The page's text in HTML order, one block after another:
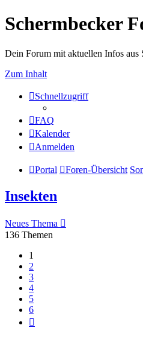
Schermbecker
Dein Forum mit aktuellen Infos aus
Zum Inhalt
Schnellzugriff
FAQ
Kalender
Anmelden
Portal Foren-Übersicht
Insekten
Neues Thema
136 Themen
1
2
3
4
5
6